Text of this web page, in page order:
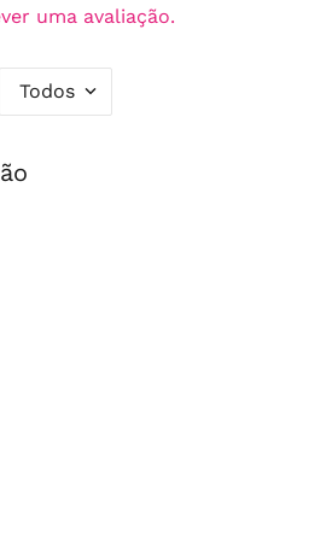
uma avaliação.
Todos